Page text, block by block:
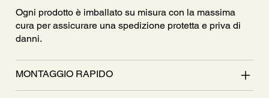
Ogni prodotto è imballato su misura con la massima
cura per assicurare una spedizione protetta e priva di
danni.
MONTAGGIO RAPIDO